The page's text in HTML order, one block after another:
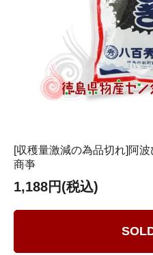
[収穫量激減の為品切れ]阿
商亊
1,188円(税込)